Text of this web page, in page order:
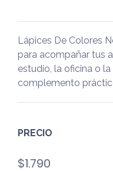
Lápices De Colores
para acompañar tus
estudio, la oficina o
complemento
PRECIO
$1.790